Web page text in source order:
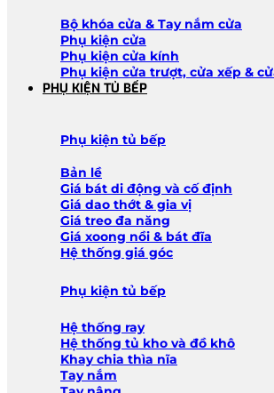
Bộ khóa cửa & Tay nắm cửa
Phụ kiện cửa
Phụ kiện cửa kính
Phụ kiện cửa trượt, cửa xếp &
PHỤ KIỆN TỦ BẾP
Phụ kiện tủ bếp
Bản lề
Giá bát di động và cố định
Giá dao thớt & gia vị
Giá treo đa năng
Giá xoong nồi & bát đĩa
Hệ thống giá góc
Phụ kiện tủ bếp
Hệ thống ray
Hệ thống tủ kho và đồ khô
Khay chia thìa nĩa
Tay nắm